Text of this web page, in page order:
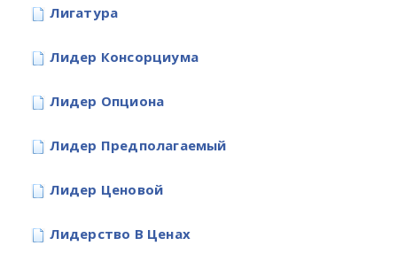
Лигатура
Лидер Консорциума
Лидер Опциона
Лидер Предполагаемый
Лидер Ценовой
Лидерство В Ценах